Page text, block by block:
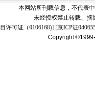
本网站所刊载信息，不代表
未经授权禁止转载、摘
许可证（0106168)] [京ICP证
Copyright